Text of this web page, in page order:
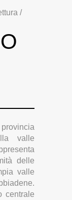
/
valle
delle
valle
centrale